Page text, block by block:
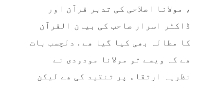
، مولانا اصلاحی کی تدبر قرآن اور
ڈاکٹر اسرار صاحب کی بیان القرآن
کا مطالہ بھی کیا گیا ھے . دلچسب بات
ھے کہ ویسے تو مولانا مودودی نے
نظریہ ارتقاء پر تنقید کی ھے لیکن